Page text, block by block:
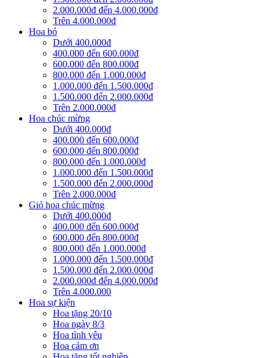
2.000.000đ đến 4.000.000đ
Trên 4.000.000đ
Hoa bó
Dưới 400.000đ
400.000 đến 600.000đ
600.000 đến 800.000đ
800.000 đến 1.000.000đ
1.000.000 đến 1.500.000đ
1.500.000 đến 2.000.000đ
Trên 2.000.000đ
Hoa chúc mừng
Dưới 400.000đ
400.000 đến 600.000đ
600.000 đến 800.000đ
800.000 đến 1.000.000đ
1.000.000 đến 1.500.000đ
1.500.000 đến 2.000.000đ
Trên 2.000.000đ
Giỏ hoa chúc mừng
Dưới 400.000đ
400.000 đến 600.000đ
600.000 đến 800.000đ
800.000 đến 1.000.000đ
1.000.000 đến 1.500.000đ
1.500.000 đến 2.000.000đ
2.000.000đ đến 4.000.000đ
Trên 4.000.000
Hoa sự kiện
Hoa tặng 20/10
Hoa ngày 8/3
Hoa tình yêu
Hoa cảm ơn